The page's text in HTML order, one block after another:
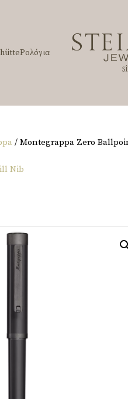
Ρολόγια
/ Montegrappa Zero
Nib